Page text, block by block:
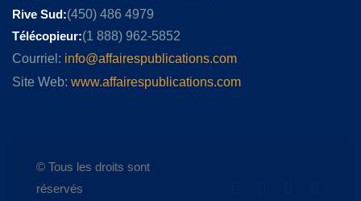
Rive Sud:(450) 486 4979
Télécopieur:(1 888) 962-5852
Courriel: info@affairespublications.com
Site Web: www.affairespublications.com
© Tous les droits sont
réservés